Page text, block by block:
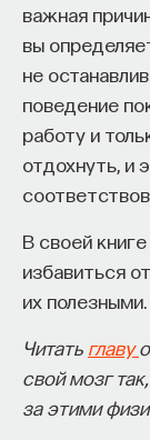
важная
вы
не
поведение
работу и
отдохнуть, и
В своей
избавиться
их полезными.
Читать главу
свой мозг
за этими
КУРС
Наука
своим
основываясь
процесс
пользуются
Исторически
«правильно»
объекта на
в 1900-х
показав, что,
восприятия
вполне